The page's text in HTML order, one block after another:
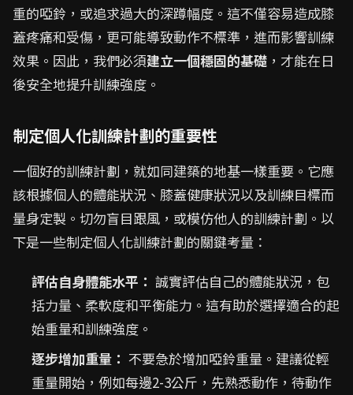
重的啞鈴，或追求過大的深蹲幅度。這不僅容易造成膝
蓋疼痛和受傷，更可能導致動作不標準，進而影響訓練
效果。因此，我們必須建立一個穩固的基礎 ，才能在日
後安全地提升訓練強度。
制定個人化訓練計劃的重要性
一個好的訓練計劃，就如同建築的地基一樣重要。它應
該根據個人的體能狀況、膝蓋健康狀況以及訓練目標而
量身定製。切勿盲目跟風，或模仿他人的訓練計劃。以
下是一些制定個人化訓練計劃的關鍵考量：
評估自身體能水平： 誠實評估自己的體能狀況，包
括力量、柔軟度和平衡能力。這有助於選擇適合的起
始重量和訓練強度。
逐步增加重量： 不要急於增加啞鈴重量。建議從輕
重量開始，例如每邊2-3公斤，先熟悉動作，待動作